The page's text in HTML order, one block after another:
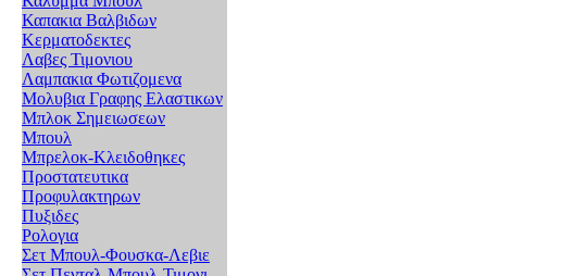
Καπακια Βαλβιδων
Κερματοδεκτες
Λαβες Τιμονιου
Λαμπακια Φωτιζομενα
Μολυβια Γραφης Ελαστικων
Μπλοκ Σημειωσεων
Μπουλ
Μπρελοκ-Κλειδοθηκες
Προστατευτικα
Προφυλακτηρων
Πυξιδες
Ρολογια
Σετ Μπουλ-Φουσκα-Λεβιε